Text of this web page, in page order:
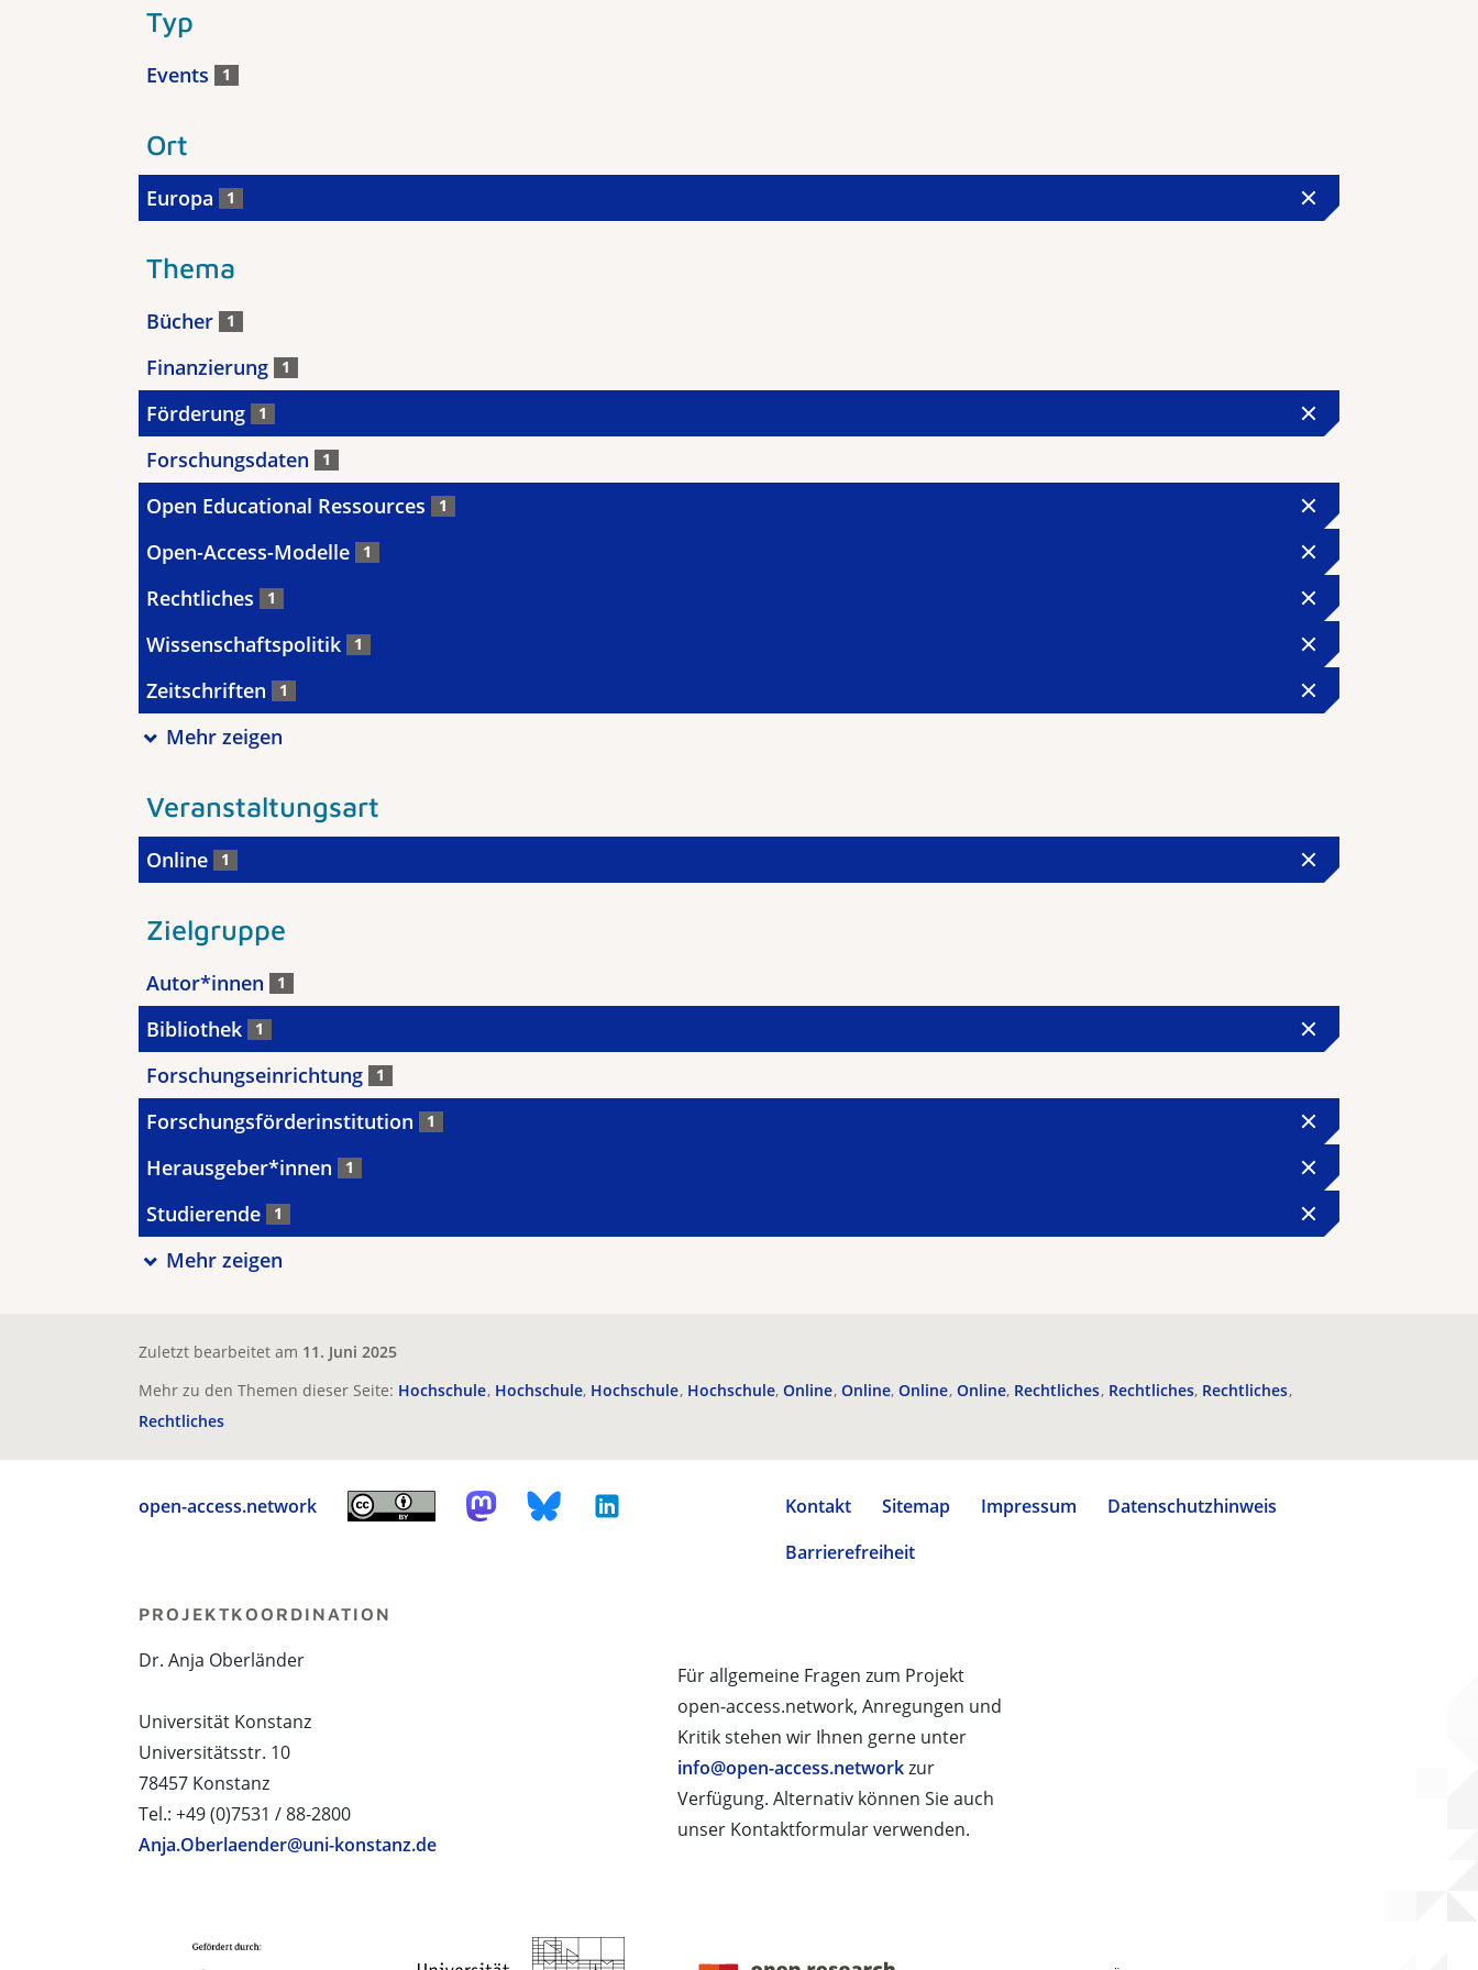
Typ
Events 1
Ort
Europa 1
Thema
Bücher 1
Finanzierung 1
Förderung 1
Forschungsdaten 1
Open Educational Ressources 1
Open-Access-Modelle 1
Rechtliches 1
Wissenschaftspolitik 1
Zeitschriften 1
Mehr zeigen
Veranstaltungsart
Online 1
Zielgruppe
Autor*innen 1
Bibliothek 1
Forschungseinrichtung 1
Forschungsförderinstitution 1
Herausgeber*innen 1
Studierende 1
Mehr zeigen
Zuletzt bearbeitet am 11. Juni 2025
Mehr zu den Themen dieser Seite: Hochschule Hochschule Hochschule Hochschule Online Online Online Online Rechtliches Rechtliches Rechtliches
Rechtliches
open-access.network Kontakt Sitemap Impressum
Datenschutzhinweis
Barrierefreiheit
Für allgemeine Fragen zum Projekt
open-access.network, Anregungen und
Kritik stehen wir Ihnen gerne unter
info@open-access.networkzur
Verfügung. Alternativ können Sie auch
unser Kontaktformular verwenden.
PROJEKTKOORDINATION
Dr. Anja Oberländer
Universität Konstanz
Universitätsstr. 10
78457 Konstanz
Tel.: +49 (0)7531 / 88-2800
Anja.Oberlaender@uni-konstanz.de